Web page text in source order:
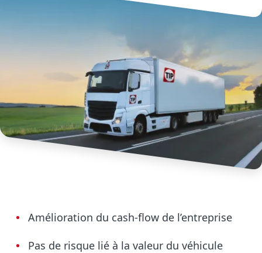
Amélioration du cash-flow de l’entreprise
Pas de risque lié à la valeur du véhicule